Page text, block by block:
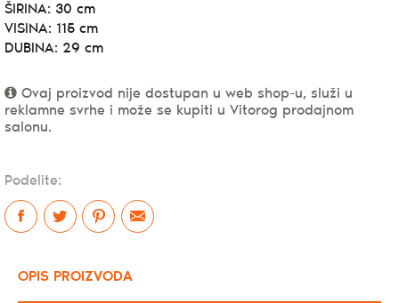
ŠIRINA: 30 cm
VISINA: 115 cm
DUBINA: 29 cm
Ovaj proizvod nije dostupan u web shop-u, služi u
reklamne svrhe i može se kupiti u Vitorog prodajnom
salonu.
Podelite:
OPIS PROIZVODA